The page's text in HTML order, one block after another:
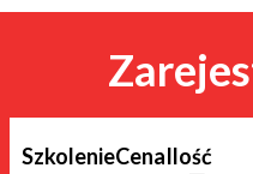
SzkolenieCenaIlość